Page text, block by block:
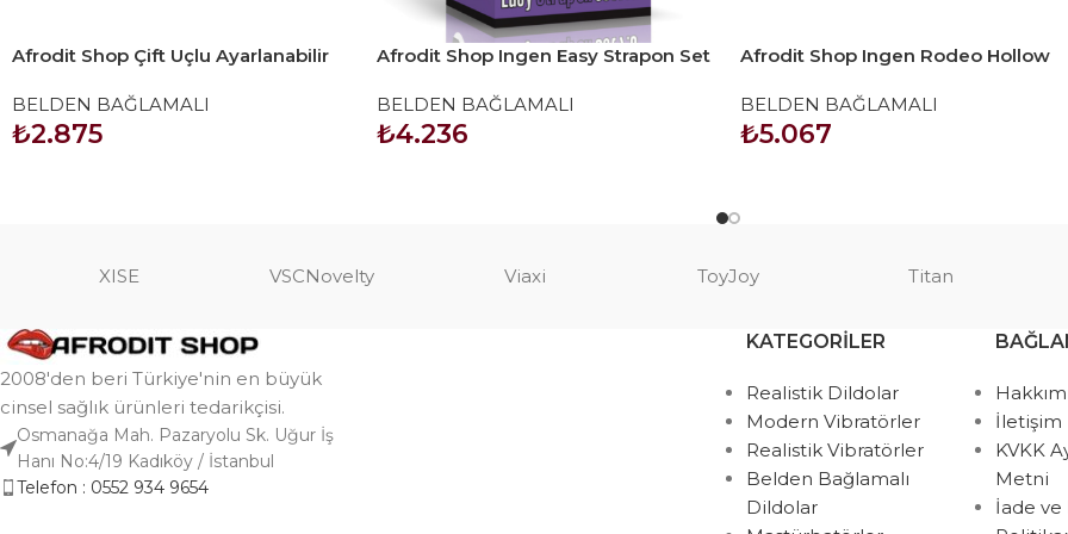
Afrodit Shop Çift Uçlu Ayarlanabilir
BELDEN BAĞLAMALI
₺2.875
Afrodit Shop Ingen Easy Strapon Set
BELDEN BAĞLAMALI
₺4.236
Afrodit Shop Ingen Rodeo Hollow
BELDEN BAĞLAMALI
₺5.067
XISE VSCNovelty Viaxi ToyJoy Titan
2008'den beri Türkiye'nin en büyük
cinsel sağlık ürünleri tedarikçisi.
Osmanağa Mah. Pazaryolu Sk. Uğur İş
Hanı No:4/19 Kadıköy / İstanbul
Telefon : 0552 934 9654
KATEGORILER
Realistik Dildolar
Modern Vibratörler
Realistik Vibratörler
Belden Bağlamalı
Dildolar
İletişim
KVKK
Metni
İade